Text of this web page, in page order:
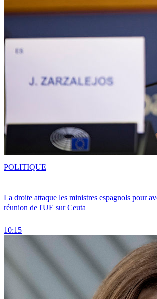
La droite attaque les ministres espagnols pour
réunion de l'UE sur Ceuta
10:15
POLITIQUE